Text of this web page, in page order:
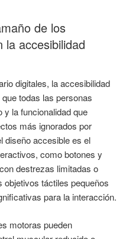
de los
la accesibilidad
digitales, la accesibilidad
todas las personas
y la funcionalidad que
más ignorados por
diseño accesible es el
como botones y
destrezas limitadas o
táctiles pequeños
para la interacción.
motoras pueden